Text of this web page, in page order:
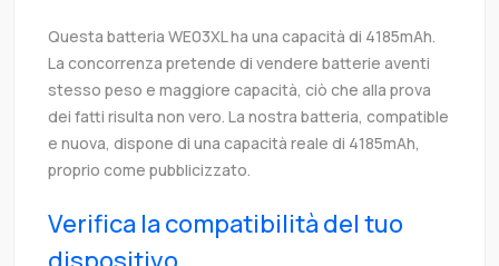
Questa batteria WE03XL ha una capacità di 4185mAh.
La concorrenza pretende di vendere batterie aventi
stesso peso e maggiore capacità, ciò che alla prova
dei fatti risulta non vero. La nostra batteria, compatible
e nuova, dispone di una capacità reale di 4185mAh,
proprio come pubblicizzato.
Verifica la compatibilità del tuo